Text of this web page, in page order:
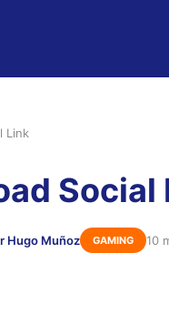
Link
Social
Hugo Muñoz GAMING 10